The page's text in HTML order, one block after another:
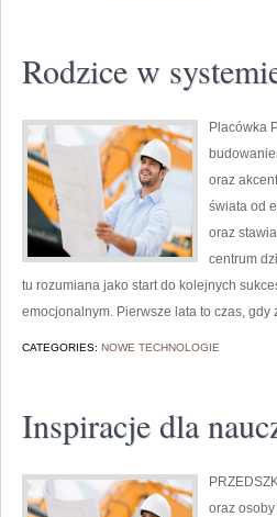
Rodzice w
Placówka
oraz
świata od
oraz
centrum
tu rozumiana jako start do kolejnych
emocjonalnym. Pierwsze lata to czas,
CATEGORIES: NOWE TECHNOLOGIE
Inspiracje dla
oraz